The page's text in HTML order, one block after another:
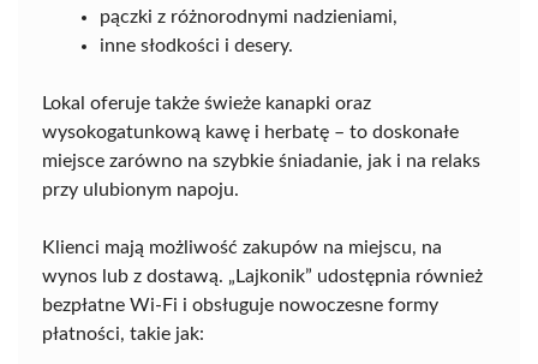
pączki z różnorodnymi nadzieniami,
inne słodkości i desery.
Lokal oferuje także świeże kanapki oraz
wysokogatunkową kawę i herbatę – to doskonałe
miejsce zarówno na szybkie śniadanie, jak i na relaks
przy ulubionym napoju.
Klienci mają możliwość zakupów na miejscu, na
wynos lub z dostawą. „Lajkonik” udostępnia również
bezpłatne Wi-Fi i obsługuje nowoczesne formy
płatności, takie jak: